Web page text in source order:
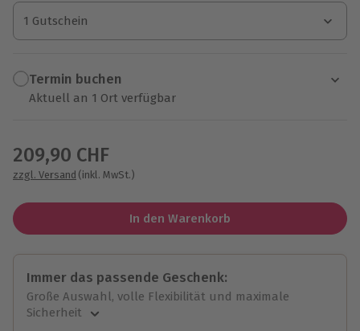
1 Gutschein
1 Gutschein
1 Gutschein
Termin buchen
Aktuell an 1 Ort verfügbar
209,90 CHF
zzgl. Versand (inkl. MwSt.)
In den Warenkorb
Immer das passende Geschenk:
Große Auswahl, volle Flexibilität und maximale
Sicherheit